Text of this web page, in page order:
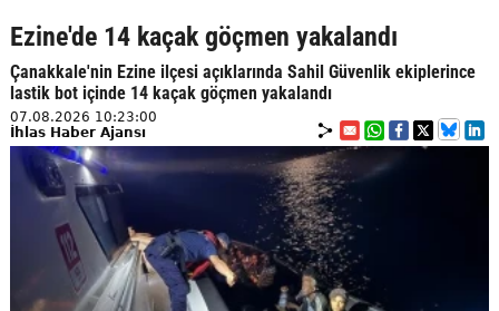
Ezine'de 14 kaçak göçmen yakalandı
Çanakkale'nin Ezine ilçesi açıklarında Sahil Güvenlik ekiplerince
lastik bot içinde 14 kaçak göçmen yakalandı
07.08.2026 10:23:00
İhlas Haber Ajansı